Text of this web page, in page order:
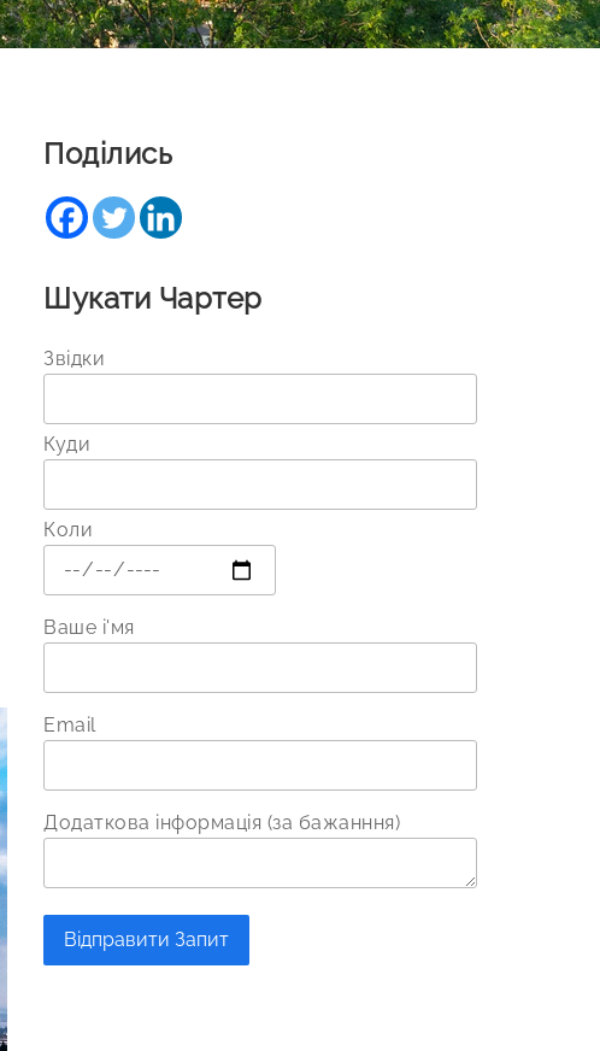
Поділись
Шукати Чартер
Звідки
Куди
Коли
Ваше і'мя
Email
Додаткова інформація (за бажанння)